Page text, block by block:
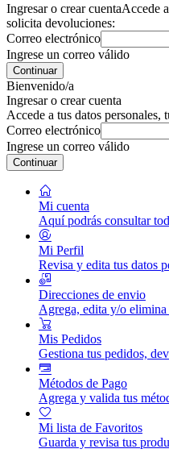
Ingresar o crear cuentaAccede
solicita devoluciones:
Correo electrónico
Ingrese un correo válido
Continuar
Bienvenido/a
Ingresar o crear cuenta
Accede a tus datos
Correo electrónico
Ingrese un correo válido
Continuar
Mi cuenta
Aquí podrás consultar
Mi Perfil
Revisa y edita tus datos
Direcciones de envio
Agrega, edita y/o
Mis Pedidos
Gestiona tus pedidos,
Métodos de Pago
Agrega y valida tus
Mi lista de Favoritos
Guarda y revisa tus